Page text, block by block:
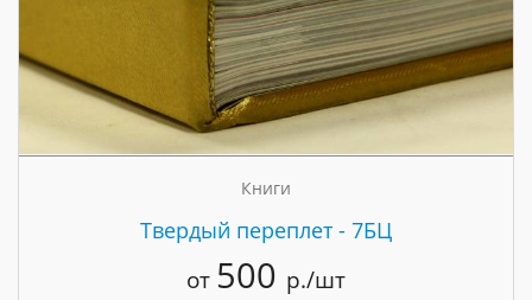
Книги
Твердый переплет - 7БЦ
от 500 р./шт